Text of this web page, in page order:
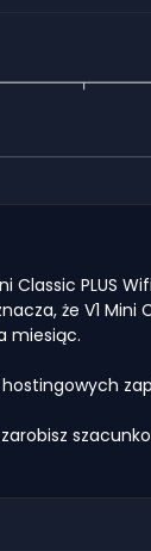
Classic
że V1
miesiąc.